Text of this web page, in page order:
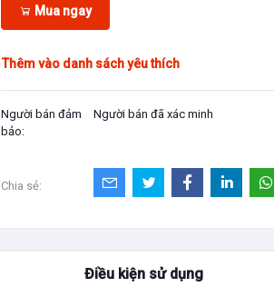
Mua ngay
Thêm vào danh sách yêu thích
Người bán đảm
bảo:
Người bán đã xác minh
Chia sẻ:
Điều kiện sử dụng